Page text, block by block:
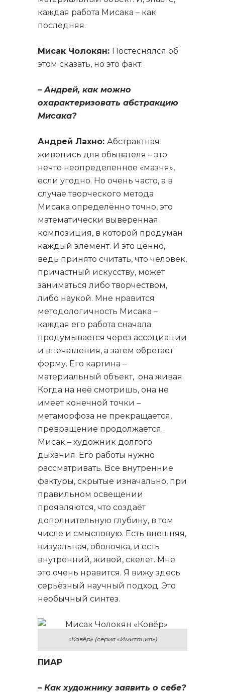
каждая работа Мисака – как
последняя.
Мисак Чолокян: Постеснялся об
этом сказать, но это факт.
– Андрей, как можно
охарактеризовать абстракцию
Мисака?
Андрей Лахно: Абстрактная
живопись для обывателя – это
нечто неопределенное «мазня»,
если угодно. Но очень часто, а в
случае творческого метода
Мисака определённо точно, это
математически выверенная
композиция, в которой продуман
каждый элемент. И это ценно,
ведь принято считать, что человек,
причастный искусству, может
заниматься либо творчеством,
либо наукой. Мне нравится
методологичность Мисака –
каждая его работа сначала
продумывается через ассоциации
и впечатления, а затем обретает
форму. Его картина –
материальный объект, она живая.
Когда на неё смотришь, она не
имеет конечной точки –
метаморфоза не прекращается,
превращение продолжается.
Мисак – художник долгого
дыхания. Его работы нужно
рассматривать. Все внутренние
фактуры, скрытые изначально, при
правильном освещении
проявляются, что создаёт
дополнительную глубину, в том
числе и смысловую. Есть внешняя,
визуальная, оболочка, и есть
внутренний, живой, скелет. Мне
это очень нравится. Я вижу здесь
серьёзный научный подход. Это
необычный синтез.
«Ковёр» (серия «Имитация»)
ПИАР
– Как художнику заявить о себе?